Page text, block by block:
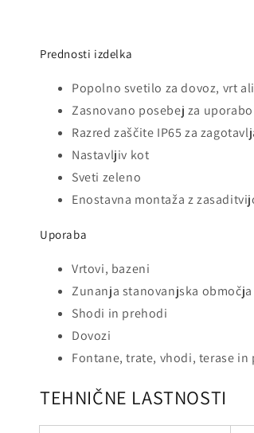
Prednosti izdelka
Popolno svetilo za dovoz, vrt
Zasnovano posebej za
Razred zaščite IP65 za
Nastavljiv kot
Sveti zeleno
Enostavna montaža z
Uporaba
Vrtovi, bazeni
Zunanja stanovanjska območja
Shodi in prehodi
Dovozi
Fontane, trate, vhodi, terase
TEHNIČNE LASTNOSTI